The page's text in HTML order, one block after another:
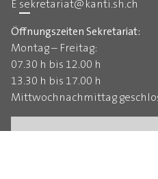
E sekretariat@kanti.sh.ch
Öffnungszeiten Sekretariat:
Montag – Freitag:
07.30 h bis 12.00 h
13.30 h bis 17.00 h
Mittwochnachmittag